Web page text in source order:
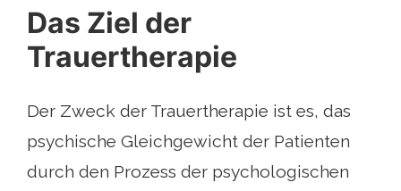
Das Ziel der
Trauertherapie
Der Zweck der Trauertherapie ist es, das
psychische Gleichgewicht der Patienten
durch den Prozess der psychologischen